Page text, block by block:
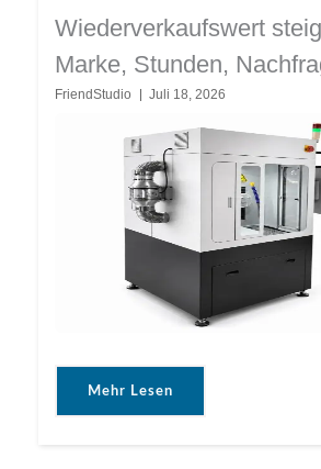
Wiederverkaufswert
Marke, Stunden,
FriendStudio Juli 18, 2026
Mehr Lesen